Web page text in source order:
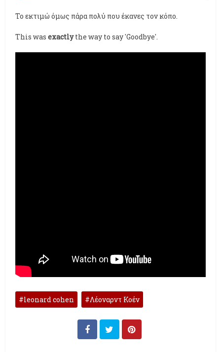
Το εκτιμώ όμως πάρα πολύ που έκανες τον κόπο.
This wasexactlythe way to say 'Goodbye'.
leonard cohen Λέοναρντ Κοέν